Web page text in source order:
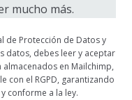
mucho más.
de Protección de Datos y
datos, debes leer y aceptar
almacenados en Mailchimp,
con el RGPD, garantizando
conforme a la ley.